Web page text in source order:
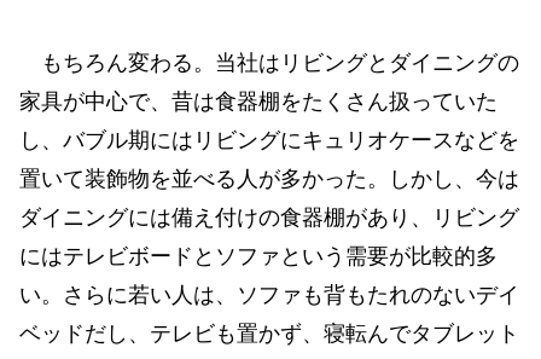
もちろん変わる。当社はリビングとダイニングの
家具が中心で、昔は食器棚をたくさん扱っていた
し、バブル期にはリビングにキュリオケースなどを
置いて装飾物を並べる人が多かった。しかし、今は
ダイニングには備え付けの食器棚があり、リビング
にはテレビボードとソファという需要が比較的多
い。さらに若い人は、ソファも背もたれのないデイ
ベッドだし、テレビも置かず、寝転んでタブレット